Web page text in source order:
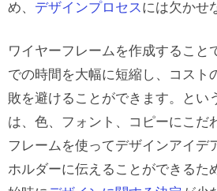
め、 デザインプロセスには欠かせ
ワイヤーフレームを作成すること
での時間を大幅に短縮し、コスト
敗を避けることができます。とい
は、色、フォント、コピーにこだ
フレームを使ってデザインアイデ
ホルダーに伝えることができるた